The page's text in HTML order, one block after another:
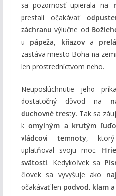
sa pozornosť upierala na
prestali očakávať
záchranu výlučne od
u pápeža, kňazova
zastáva miesto Boha na
len prostredníctvom neho.
Neuposlúchnutie jeho
dostatočný dôvod na
duchovné tresty. Tak sa
komylným a krutým
vládcovi temnoty, ktorý
uplatňoval svoju moc.
svätosti. Kedykoľvek sa
človek sa vyvyšuje ako
očakávať len podvod, klam